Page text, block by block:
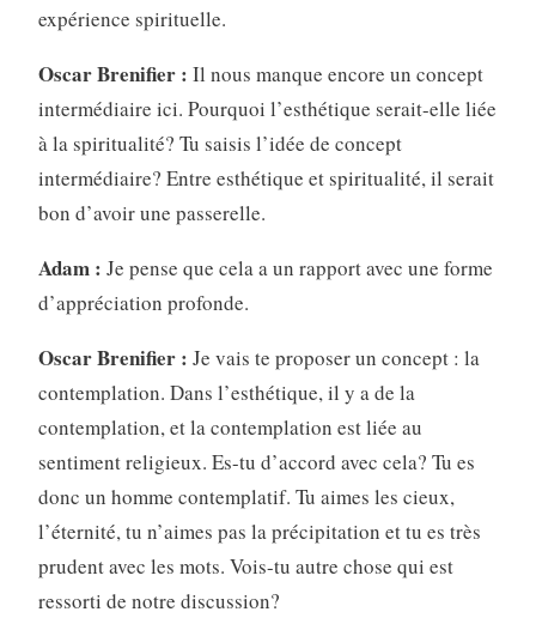
expérience spirituelle.
Oscar Brenifier : Il nous manque encore un concept
intermédiaire ici. Pourquoi l’esthétique serait-elle liée
à la spiritualité? Tu saisis l’idée de concept
intermédiaire? Entre esthétique et spiritualité, il serait
bon d’avoir une passerelle.
Adam : Je pense que cela a un rapport avec une forme
d’appréciation profonde.
Oscar Brenifier : Je vais te proposer un concept : la
contemplation. Dans l’esthétique, il y a de la
contemplation, et la contemplation est liée au
sentiment religieux. Es-tu d’accord avec cela? Tu es
donc un homme contemplatif. Tu aimes les cieux,
l’éternité, tu n’aimes pas la précipitation et tu es très
prudent avec les mots. Vois-tu autre chose qui est
ressorti de notre discussion?